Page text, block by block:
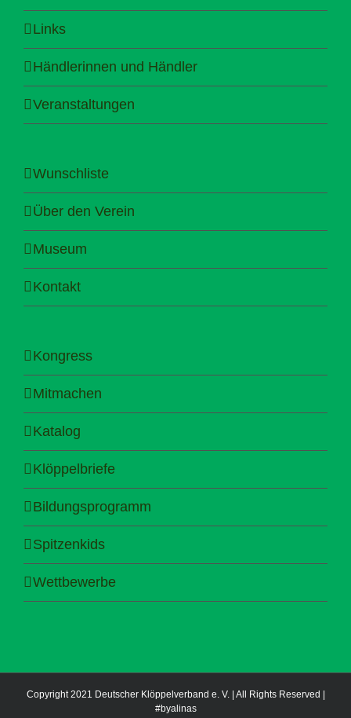
Links
Händlerinnen und Händler
Veranstaltungen
Wunschliste
Über den Verein
Museum
Kontakt
Kongress
Mitmachen
Katalog
Klöppelbriefe
Bildungsprogramm
Spitzenkids
Wettbewerbe
Copyright 2021 Deutscher Klöppelverband e. V. | All Rights Reserved |
#byalinas